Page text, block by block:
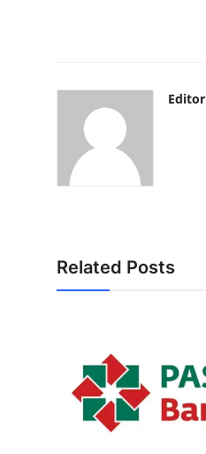
Editor
Related Posts